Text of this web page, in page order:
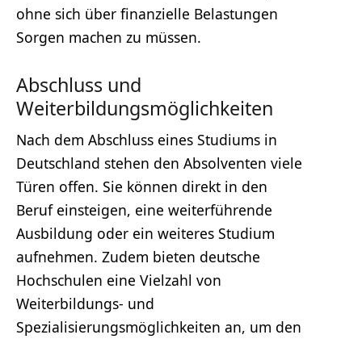
ohne sich über finanzielle Belastungen
Sorgen machen zu müssen.
Abschluss und
Weiterbildungsmöglichkeiten
Nach dem Abschluss eines Studiums in
Deutschland stehen den Absolventen viele
Türen offen. Sie können direkt in den
Beruf einsteigen, eine weiterführende
Ausbildung oder ein weiteres Studium
aufnehmen. Zudem bieten deutsche
Hochschulen eine Vielzahl von
Weiterbildungs- und
Spezialisierungsmöglichkeiten an, um den